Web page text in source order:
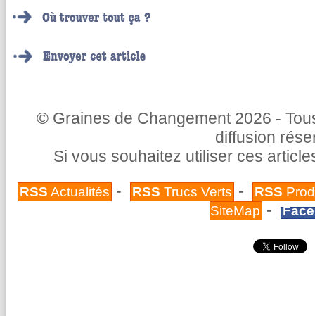
© Graines de Changement 2026 -
diffusion
Si vous souhaitez utiliser ces
RSS Actualités - RSS Trucs Verts - RSS
SiteMap -